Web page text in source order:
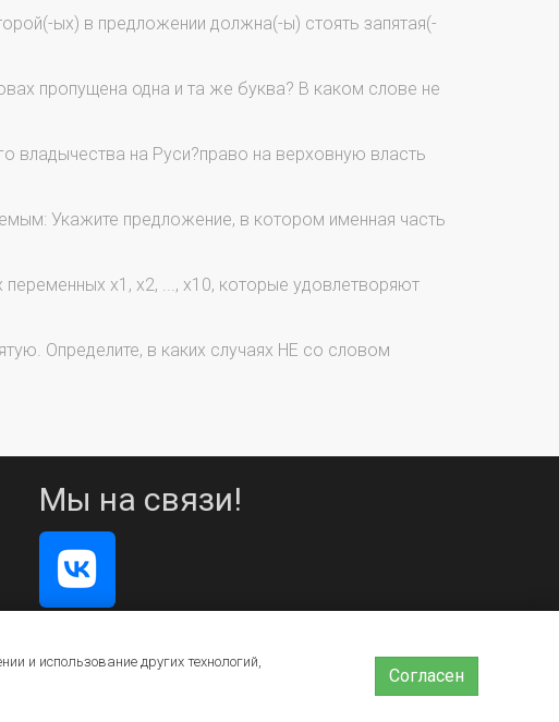
ых) в предложении должна(-ы) стоять запятая(-
пропущена одна и та же буква? В каком слове не
владычества на Руси?право на верховную власть
Укажите предложение, в котором именная часть
х1, х2, ..., х10, которые удовлетворяют
Определите, в каких случаях НЕ со словом
Мы на связи!
и использование других технологий,
Согласен